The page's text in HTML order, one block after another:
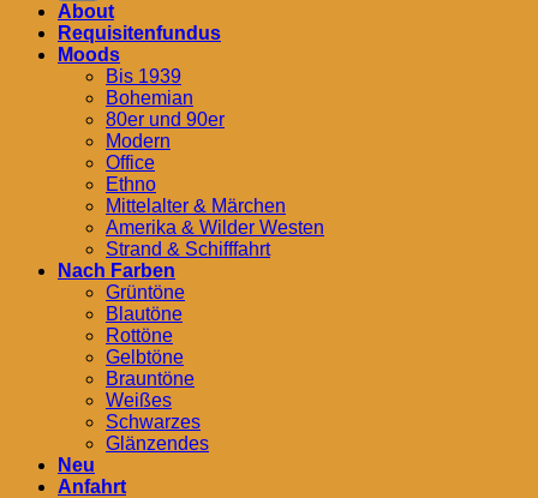
About
Requisitenfundus
Moods
Bis 1939
Bohemian
80er und 90er
Modern
Office
Ethno
Mittelalter & Märchen
Amerika & Wilder Westen
Strand & Schifffahrt
Nach Farben
Grüntöne
Blautöne
Rottöne
Gelbtöne
Brauntöne
Weißes
Schwarzes
Glänzendes
Neu
Anfahrt